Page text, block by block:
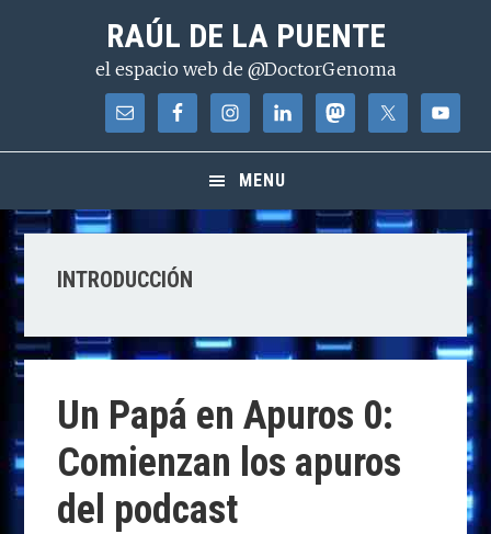
contenido
RAÚL DE LA PUENTE
el espacio web de @DoctorGenoma
MENU
INTRODUCCIÓN
Un Papá en Apuros 0:
Comienzan los apuros
del podcast